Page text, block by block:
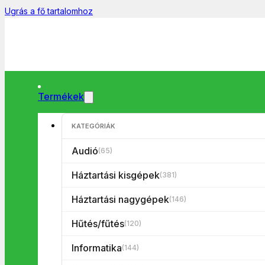
Ugrás a fő tartalomhoz
Termékek
KATEGÓRIÁK
Audió(65)
Háztartási kisgépek(381)
Háztartási nagygépek(146)
Hűtés/fűtés(120)
Informatika(144)